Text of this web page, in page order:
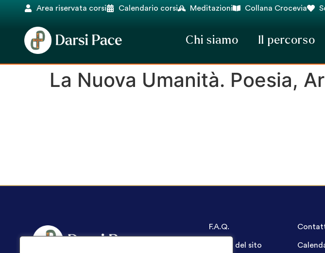
Area riservata corsi Calendario corsi Meditazioni Collana Crocevia
Chi siamo Il percorso
La Nuova Umanità. Poesia,
F.A.Q.
Mappa del sito